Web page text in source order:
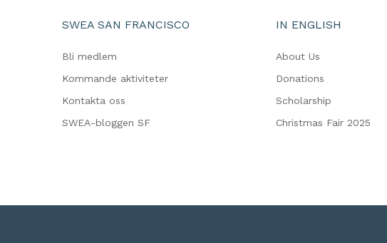
SWEA SAN FRANCISCO
Bli medlem
Kommande aktiviteter
Kontakta oss
SWEA-bloggen SF
IN ENGLISH
About Us
Donations
Scholarship
Christmas Fair 2025